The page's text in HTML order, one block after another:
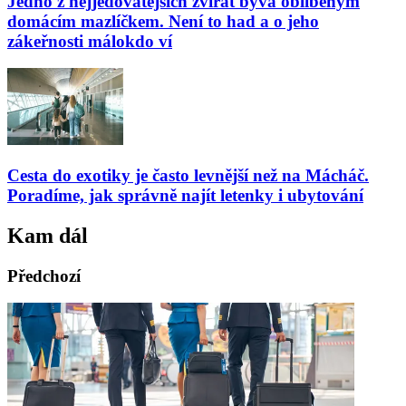
domácím mazlíčkem. Není to had a o jeho
zákeřnosti málokdo ví
Cesta do exotiky je často levnější než na Mácháč.
Poradíme, jak správně najít letenky i ubytování
Kam dál
Předchozí